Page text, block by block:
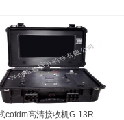
cofdm高清接收机G-13R